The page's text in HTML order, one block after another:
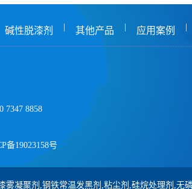
碱性脱漆剂 其他产品 应用案例
7347 8858
备19023158号
凝聚剂,钢铁常温发黑剂,粘尘剂,硅烷处理剂,无